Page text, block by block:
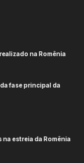
e ainda têm
com o
times
que
terceira vez